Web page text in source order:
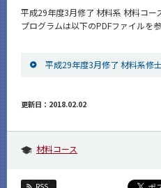
平成29年度3月修了 材料系 材料コー
プログラムは以下のPDFファイルを
平成29年度3月修了 材料系修
更新日：2018.02.02
材料コース
今後の課程別イベント
年別アーカイブ